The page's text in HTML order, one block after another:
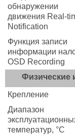
обнаружении
движения Real-
Notification
Функция записи
информации
OSD Recording
Физические
Крепление
Диапазон
температур, °C